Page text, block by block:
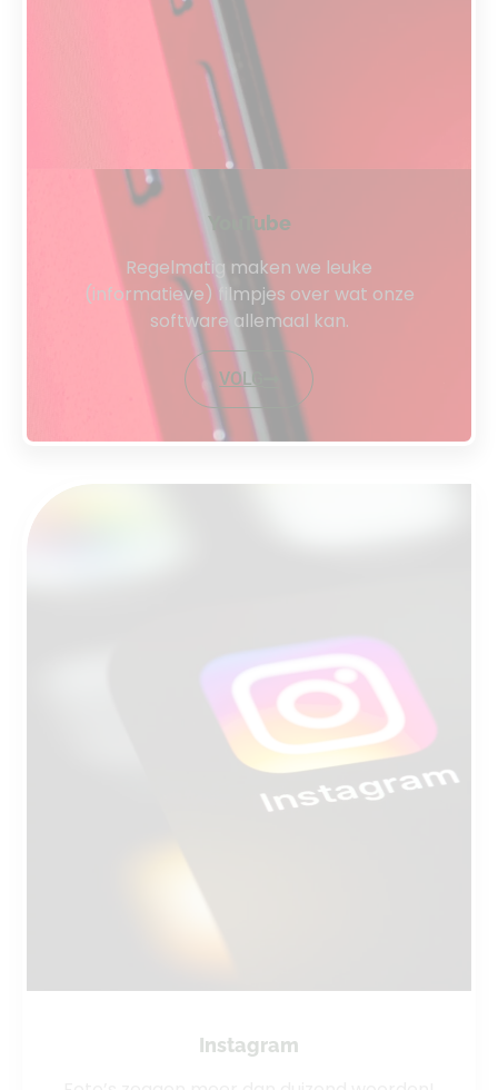
YouTube
Regelmatig maken we leuke
(informatieve) filmpjes over wat onze
software allemaal kan.
VOLG
Instagram